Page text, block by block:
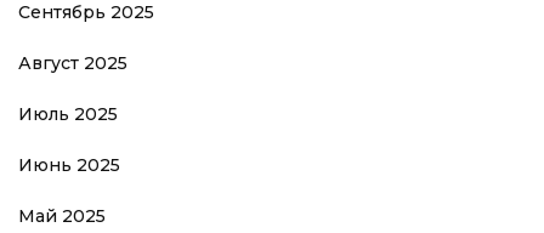
Сентябрь 2025
Август 2025
Июль 2025
Июнь 2025
Май 2025